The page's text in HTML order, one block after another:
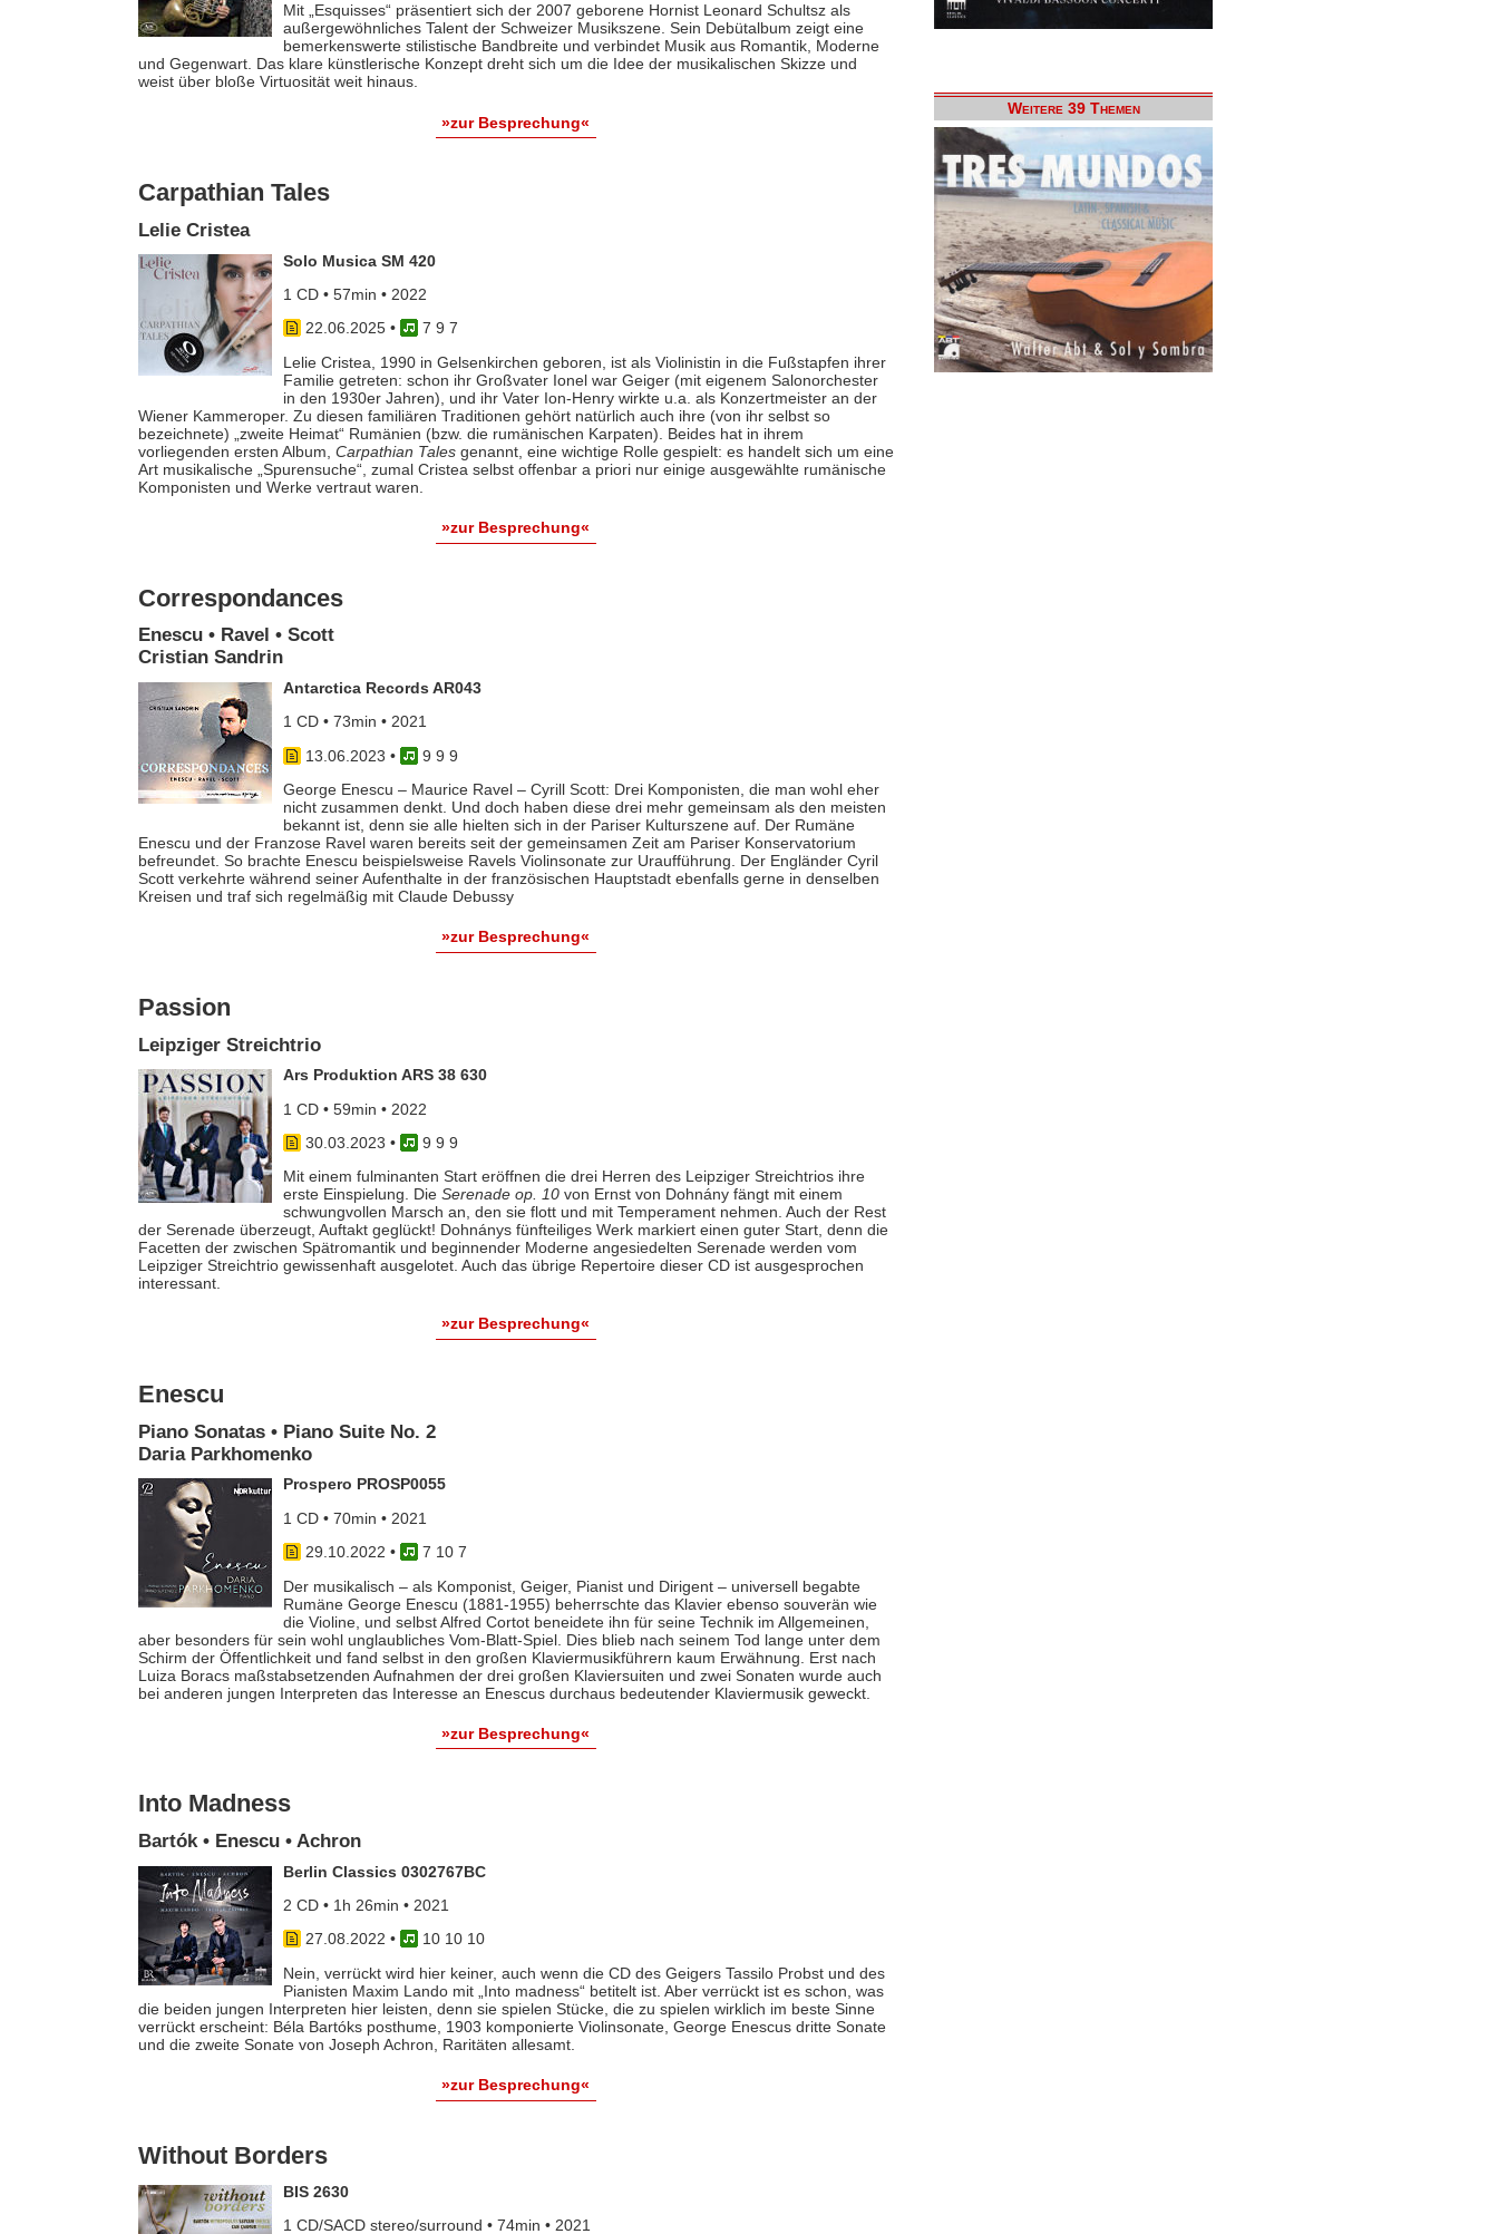
Mit „Esquisses“ präsentiert sich der 2007 geborene Hornist Leonard Schultsz als
außergewöhnliches Talent der Schweizer Musikszene. Sein Debütalbum zeigt eine
bemerkenswerte stilistische Bandbreite und verbindet Musik aus Romantik, Moderne
und Gegenwart. Das klare künstlerische Konzept dreht sich um die Idee der musikalischen Skizze und
weist über bloße Virtuosität weit hinaus.
»zur Besprechung«
Carpathian Tales
Lelie Cristea
Solo Musica SM 420
1 CD • 57min • 2022
22.06.2025•
7 9 7
Lelie Cristea, 1990 in Gelsenkirchen geboren, ist als Violinistin in die Fußstapfen ihrer
Familie getreten: schon ihr Großvater Ionel war Geiger (mit eigenem Salonorchester
in den 1930er Jahren), und ihr Vater Ion-Henry wirkte u.a. als Konzertmeister an der
Wiener Kammeroper. Zu diesen familiären Traditionen gehört natürlich auch ihre (von ihr selbst so
bezeichnete) „zweite Heimat“ Rumänien (bzw. die rumänischen Karpaten). Beides hat in ihrem
vorliegenden ersten Album, Carpathian Talesgenannt, eine wichtige Rolle gespielt: es handelt sich um eine
Art musikalische „Spurensuche“, zumal Cristea selbst offenbar a priori nur einige ausgewählte rumänische
Komponisten und Werke vertraut waren.
»zur Besprechung«
Correspondances
Enescu • Ravel • Scott
Cristian Sandrin
Antarctica Records AR043
1 CD • 73min • 2021
13.06.2023 •
9 9 9
George Enescu – Maurice Ravel – Cyrill Scott: Drei Komponisten, die man wohl eher
nicht zusammen denkt. Und doch haben diese drei mehr gemeinsam als den meisten
bekannt ist, denn sie alle hielten sich in der Pariser Kulturszene auf. Der Rumäne
Enescu und der Franzose Ravel waren bereits seit der gemeinsamen Zeit am Pariser Konservatorium
befreundet. So brachte Enescu beispielsweise Ravels Violinsonate zur Uraufführung. Der Engländer Cyril
Scott verkehrte während seiner Aufenthalte in der französischen Hauptstadt ebenfalls gerne in denselben
Kreisen und traf sich regelmäßig mit Claude Debussy
»zur Besprechung«
Passion
Leipziger Streichtrio
Ars Produktion ARS 38 630
1 CD • 59min • 2022
30.03.2023 •
9 9 9
Mit einem fulminanten Start eröffnen die drei Herren des Leipziger Streichtrios ihre
erste Einspielung. Die Serenade op. 10von Ernst von Dohnány fängt mit einem
schwungvollen Marsch an, den sie flott und mit Temperament nehmen. Auch der Rest
der Serenade überzeugt, Auftakt geglückt! Dohnánys fünfteiliges Werk markiert einen guter Start, denn die
Facetten der zwischen Spätromantik und beginnender Moderne angesiedelten Serenade werden vom
Leipziger Streichtrio gewissenhaft ausgelotet. Auch das übrige Repertoire dieser CD ist ausgesprochen
interessant.
»zur Besprechung«
Enescu
Piano Sonatas • Piano Suite No. 2
Daria Parkhomenko
Prospero PROSP0055
1 CD • 70min • 2021
29.10.2022 •
7 10 7
Der musikalisch – als Komponist, Geiger, Pianist und Dirigent – universell begabte
Rumäne George Enescu (1881-1955) beherrschte das Klavier ebenso souverän wie
die Violine, und selbst Alfred Cortot beneidete ihn für seine Technik im Allgemeinen,
aber besonders für sein wohl unglaubliches Vom-Blatt-Spiel. Dies blieb nach seinem Tod lange unter dem
Schirm der Öffentlichkeit und fand selbst in den großen Klaviermusikführern kaum Erwähnung. Erst nach
Luiza Boracs maßstabsetzenden Aufnahmen der drei großen Klaviersuiten und zwei Sonaten wurde auch
bei anderen jungen Interpreten das Interesse an Enescus durchaus bedeutender Klaviermusik geweckt.
»zur Besprechung«
Into Madness
Bartók • Enescu • Achron
Berlin Classics 0302767BC
2 CD • 1h 26min • 2021
27.08.2022 •
10 10 10
Nein, verrückt wird hier keiner, auch wenn die CD des Geigers Tassilo Probst und des
Pianisten Maxim Lando mit „Into madness“ betitelt ist. Aber verrückt ist es schon, was
die beiden jungen Interpreten hier leisten, denn sie spielen Stücke, die zu spielen wirklich im beste Sinne
verrückt erscheint: Béla Bartóks posthume, 1903 komponierte Violinsonate, George Enescus dritte Sonate
und die zweite Sonate von Joseph Achron, Raritäten allesamt.
»zur Besprechung«
Without Borders
BIS 2630
1 CD/SACD stereo/surround • 74min • 2021
Weitere 39 Themen